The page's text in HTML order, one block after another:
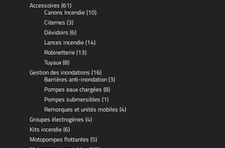
Accessoires (61)
Canons Incendie(10)
Citernes (3)
Dévidoirs (6)
Lances incendie(14)
Robinetterie(13)
Tuyaux(8)
Gestion des inondations (16)
Barrières anti-inondation(3)
Pompes eaux chargées (8)
Pompes submersibles (1)
Remorques et unités mobiles (4)
Groupes électrogènes (4)
Kits incendie(6)
Motopompes flottantes (5)